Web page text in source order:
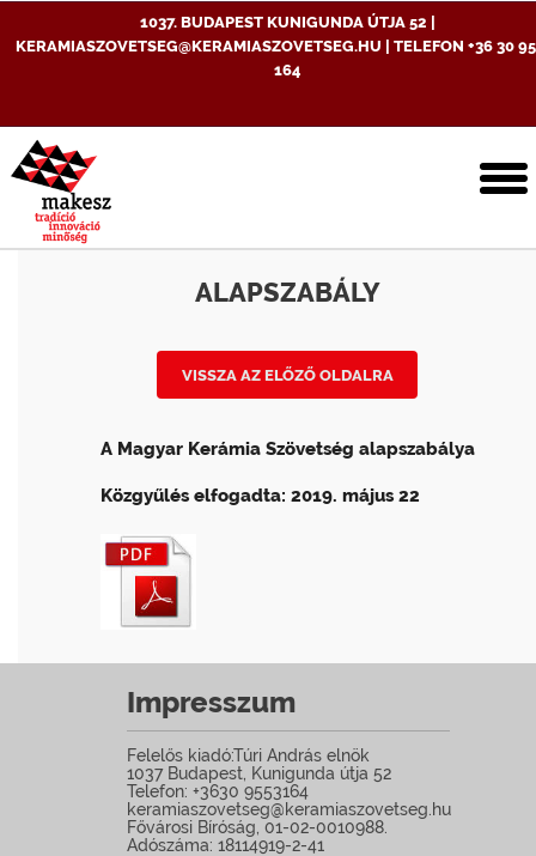
1037. BUDAPEST KUNIGUNDA ÚTJA 52 |
KERAMIASZOVETSEG@KERAMIASZOVETSEG.HU | TELEFON +36 30
164
ALAPSZABÁLY
VISSZA AZ ELŐZŐ OLDALRA
A Magyar Kerámia Szövetség alapszabálya
Közgyűlés elfogadta: 2019. május 22
Impresszum
Felelős kiadó:Túri András elnök
1037 Budapest, Kunigunda útja 52
Telefon: +3630 9553164
keramiaszovetseg@keramiaszovetseg.hu
Fővárosi Bíróság, 01-02-0010988.
Adószáma: 18114919-2-41